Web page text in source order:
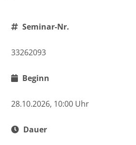
Seminar-Nr.
33262093
Beginn
28.10.2026, 10:00 Uhr
Dauer